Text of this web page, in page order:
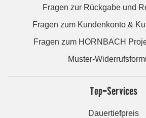
Fragen zur Rückgabe und
Fragen zum Kundenkonto &
Fragen zum HORNBACH
Muster-
Top-Services
Dauertiefpreis